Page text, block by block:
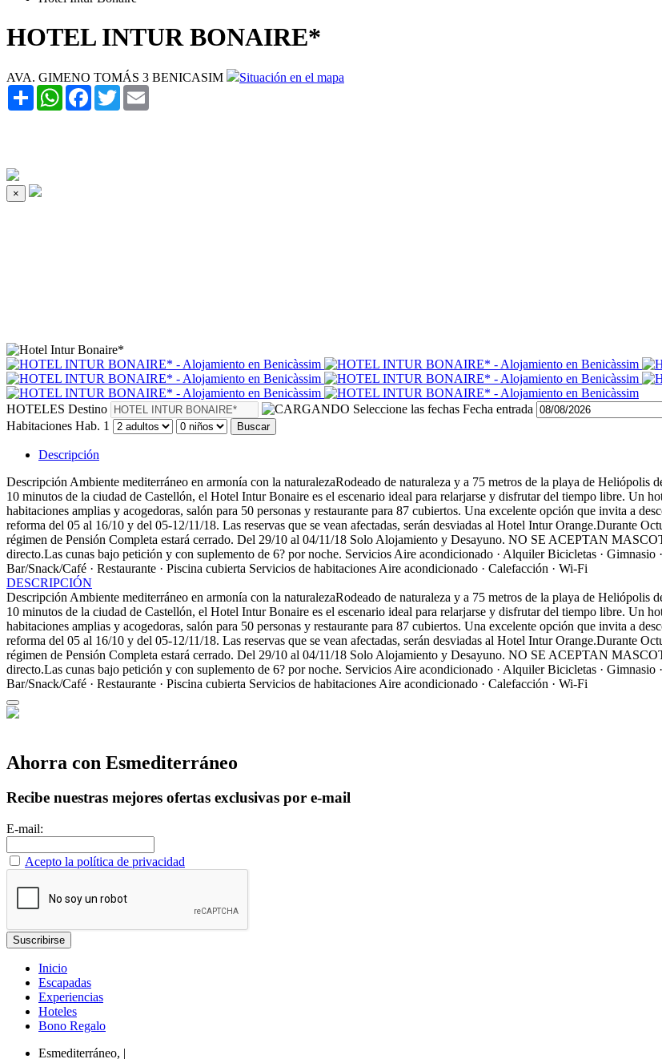
HOTEL INTUR BONAIRE*
AVA. GIMENO TOMÁS 3 BENICASIM
Situación en el mapa
Share WhatsAppFacebook
Twitter
×
HOTELES Destino Seleccione las fechas Fecha entrada
Habitaciones Hab. 1 Buscar
Descripción
Descripción Ambiente mediterráneo en armonía con la naturalezaRodeado de naturaleza y a 75 metros de la playa de Heliópolis
10 minutos de la ciudad de Castellón, el Hotel Intur Bonaire es el escenario ideal para relarjarse y disfrutar del tiempo libre. Un
habitaciones amplias y acogedoras, salón para 50 personas y restaurante para 87 cubiertos. Una excelente opción que invita a
reforma del 05 al 16/10 y del 05-12/11/18. Las reservas que se vean afectadas, serán desviadas al Hotel Intur Orange.Durante
régimen de Pensión Completa estará cerrado. Del 29/10 al 04/11/18 Solo Alojamiento y Desayuno. NO SE ACEPTAN
directo.Las cunas bajo petición y con suplemento de 6? por noche. Servicios Aire acondicionado · Alquiler Bicicletas · Gimnasio
Bar/Snack/Café · Restaurante · Piscina cubierta Servicios de habitaciones Aire acondicionado · Calefacción · Wi-Fi
DESCRIPCIÓN
Descripción Ambiente mediterráneo en armonía con la naturalezaRodeado de naturaleza y a 75 metros de la playa de Heliópolis
10 minutos de la ciudad de Castellón, el Hotel Intur Bonaire es el escenario ideal para relarjarse y disfrutar del tiempo libre. Un
habitaciones amplias y acogedoras, salón para 50 personas y restaurante para 87 cubiertos. Una excelente opción que invita a
reforma del 05 al 16/10 y del 05-12/11/18. Las reservas que se vean afectadas, serán desviadas al Hotel Intur Orange.Durante
régimen de Pensión Completa estará cerrado. Del 29/10 al 04/11/18 Solo Alojamiento y Desayuno. NO SE ACEPTAN
directo.Las cunas bajo petición y con suplemento de 6? por noche. Servicios Aire acondicionado · Alquiler Bicicletas · Gimnasio
Bar/Snack/Café · Restaurante · Piscina cubierta Servicios de habitaciones Aire acondicionado · Calefacción · Wi-Fi
Ahorra con Esmediterráneo
Recibe nuestras mejores ofertas exclusivas por e-mail
E-mail:
Acepto la política de privacidad
Inicio
Escapadas
Experiencias
Hoteles
Bono Regalo
Esmediterráneo, |